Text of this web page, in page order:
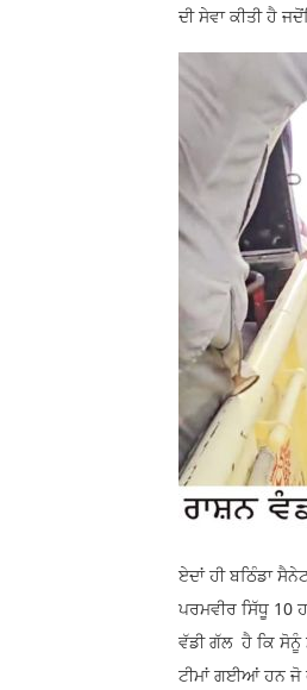
ਦੀ ਸੇਵਾ ਕੀਤੀ ਹੈ
ਏਦਾਂ ਹੀ ਬਠਿੰਡਾ
ਪਰਮਵੀਰ ਸਿੱਧੂ 10
ਵੱਡੀ ਗੱਲ ਹੈ ਕਿ ਸੋਨੂੰ
ਟੀਮਾਂ ਗਈਆਂ ਹਨ ਜੋ